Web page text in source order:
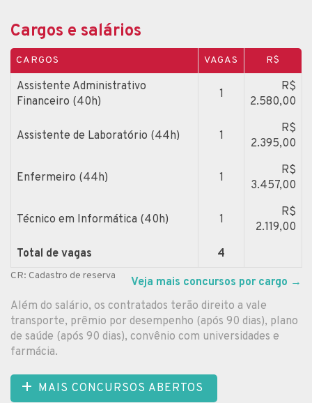
Cargos e salários
CARGOS VAGAS R$
Assistente Administrativo
Financeiro (40h)
1
R$
2.580,00
Assistente de Laboratório (44h) 1
R$
2.395,00
Enfermeiro (44h) 1
R$
3.457,00
Técnico em Informática (40h) 1
R$
2.119,00
Total de vagas
4
CR: Cadastro de reserva Veja mais concursos por cargo →
Além do salário, os contratados terão direito a vale
transporte, prêmio por desempenho (após 90 dias), plano
de saúde (após 90 dias), convênio com universidades e
farmácia.
MAIS CONCURSOS ABERTOS